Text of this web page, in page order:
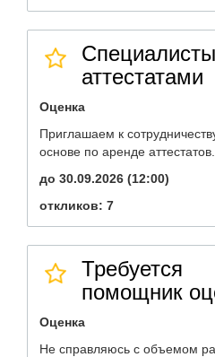
аттестатами
Оценка
Приглашаем к
основе по аренде аттестатов.
до 30.09.2026 (12:00)
откликов: 7
Требуется
помощник
Оценка
Не справляюсь с объемом